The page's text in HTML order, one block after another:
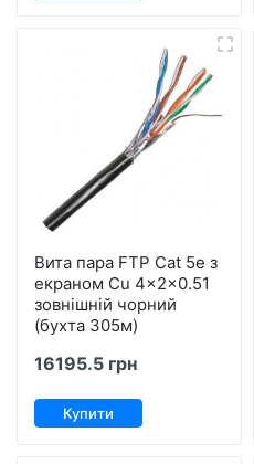
Вита пара FTP Cat 5е з
екраном Cu 4x2x0.51
зовнішній чорний
(бухта 305м)
16195.5 грн
Купити